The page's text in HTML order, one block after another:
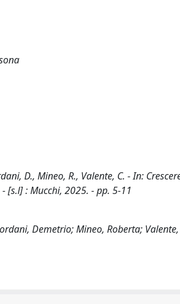
D., Mineo, R., Valente, C. - In:
: Mucchi, 2025. - pp. 5-11
Demetrio; Mineo, Roberta;